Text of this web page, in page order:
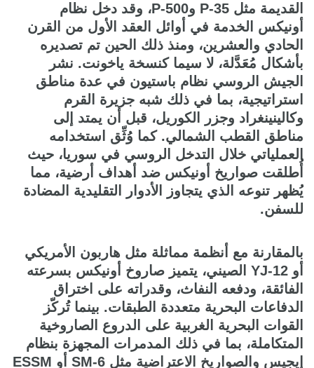
القديمة مثل P-35 وP-500، وقد دخل نظام
أونيكس الخدمة في أوائل العقد الأول من القرن
الحادي والعشرين، ومنذ ذلك الحين تم تصديره
بأشكال مُعَدَّلة، لا سيما كنسخة ياخونت. نشر
الجيش الروسي نظام باستيون في عدة مناطق
استراتيجية، بما في ذلك شبه جزيرة القرم
وكالينينغراد وجزر الكوريل، قبل أن يمتد إلى
مناطق القطب الشمالي. كما وُثِّق استخدامه
العملياتي خلال التدخل الروسي في سوريا، حيث
أُطلقت صواريخ أونيكس ضد أهداف أرضية، مما
يُظهر تنوعه الذي يتجاوز الأدوار التقليدية المضادة
للسفن.
بالمقارنة مع أنظمة مماثلة مثل هاربون الأمريكي
أو YJ-12 الصيني، يتميز صاروخ أونيكس بسرعته
الفائقة، ودفعه النفاث، وقدراته على اختراق
الدفاعات البحرية متعددة الطبقات. بينما تُركّز
القوات البحرية الغربية على الدروع الصاروخية
المتكاملة، بما في ذلك المدمرات المجهزة بنظام
إيجيس والصواريخ الاعتراضية مثل SM-6 أو ESSM